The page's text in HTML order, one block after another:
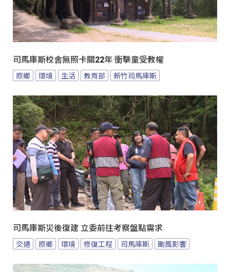
司馬庫斯校舍無照卡關22年 衝擊童受教權
原鄉 環境 生活 教育部 新竹司馬庫斯
司馬庫斯災後復建 立委前往考察盤點需求
交通 原鄉 環境 修復工程 司馬庫斯 颱風影響